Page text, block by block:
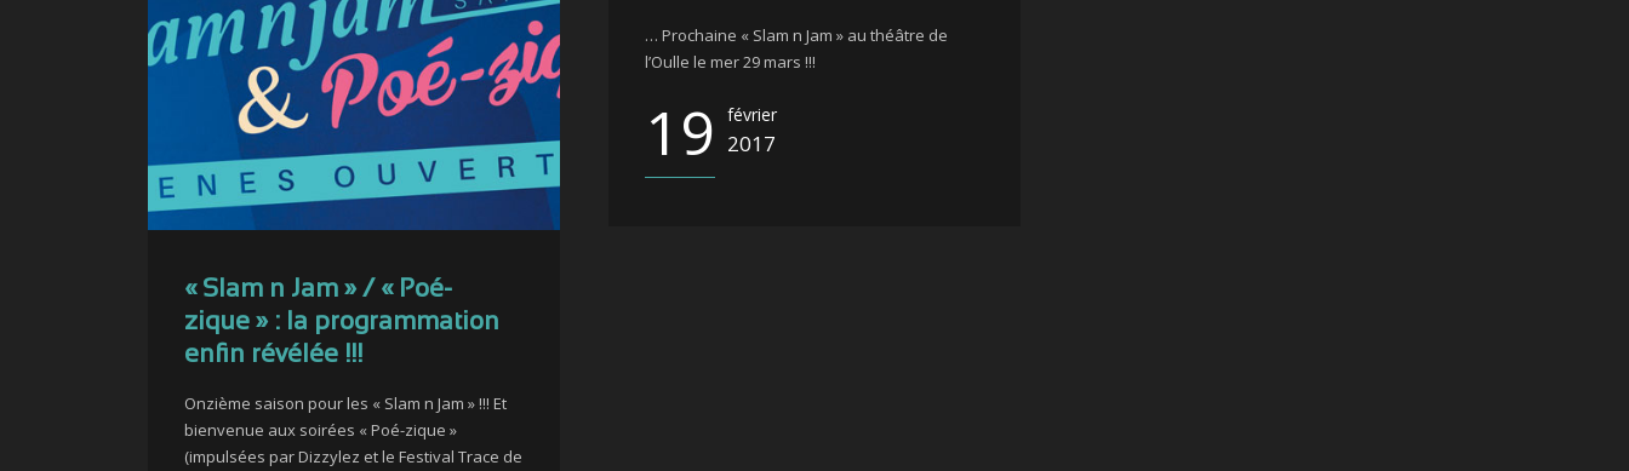
« Slam n Jam » / « Poé-
zique » : la programmation
enfin révélée !!!
Onzième saison pour les « Slam n Jam » !!! Et
bienvenue aux soirées « Poé-zique »
(impulsées par Dizzylez et le Festival Trace de
… Prochaine « Slam n Jam » au théâtre de
l’Oulle le mer 29 mars !!!
19 février
2017